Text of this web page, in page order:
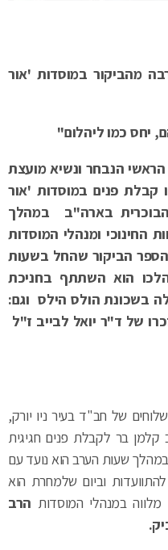
הנבחר ונשיא מועצת
בארה"ב במהלך
החינוכי ומנהלי המוסדות
הביקור שהחל בשעות
הוא השתתף בחניכת
בשכונת הולס הילס וגם:
של ד"ר יואל לבייב ז"ל
של חב"ד בעיר ניו יורק,
שעות הערב הוא נועד עם
וביום שלמחרת הוא
במנהלי המוסדותהרב
הרבנית דפנה, מלווה באנשי